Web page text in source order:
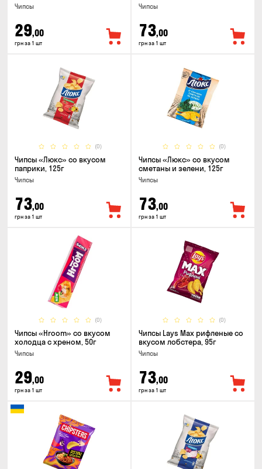
Чипсы
29,00
грн за 1 шт
Чипсы
73,00
грн за 1 шт
(0)
Чипсы «Люкс» со вкусом
паприки, 125г
Чипсы
73,00
грн за 1 шт
(0)
Чипсы «Люкс» со вкусом
сметаны и зелени, 125г
Чипсы
73,00
грн за 1 шт
(0)
Чипсы «Hroom» со вкусом
холодца с хреном, 50г
Чипсы
29,00
грн за 1 шт
(0)
Чипсы Lays Max рифленые со
вкусом лобстера, 95г
Чипсы
73,00
грн за 1 шт